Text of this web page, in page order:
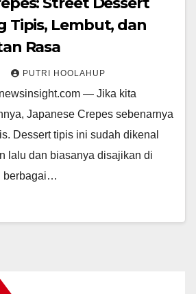
Tipis, Lembut, dan
Rasa
PUTRI HOOLAHUP
— Jika kita
Japanese Crepes sebenarnya
Dessert tipis ini sudah dikenal
lalu dan biasanya disajikan di
berbagai…